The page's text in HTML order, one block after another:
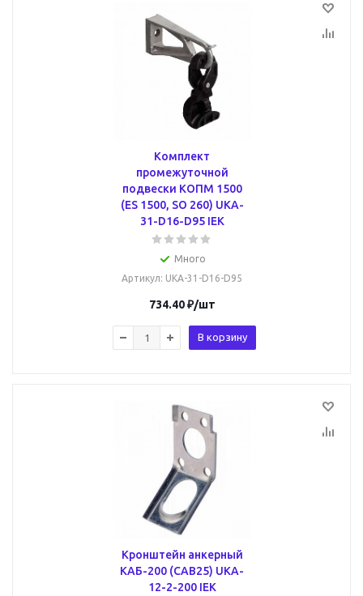
Комплект
промежуточной
подвески КОПМ 1500
(ES 1500, SO 260) UKA-
31-D16-D95 IEK
Много
Артикул: UKA-31-D16-D95
734.40₽/шт
В корзину
Кронштейн анкерный
КАБ-200 (CAB25) UKA-
12-2-200 IEK